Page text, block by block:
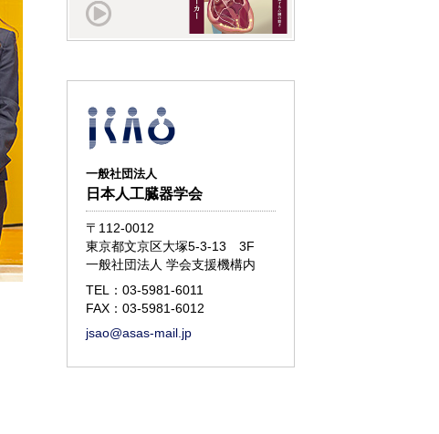
一般社団法人
日本人工臓器学会
〒112-0012
東京都文京区大塚5-3-13 3F
一般社団法人 学会支援機構内
TEL： 03-5981-6011
FAX：03-5981-6012
jsao@asas-mail.jp